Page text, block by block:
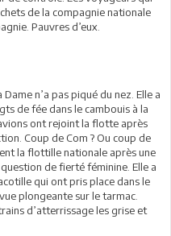
de la compagnie nationale
Pauvres d’eux.
Dame n’a pas piqué du nez. Elle a
de fée dans le cambouis à la
ont rejoint la flotte après
Coup de Com ? Ou coup de
la flottille nationale après une
de fierté féminine. Elle a
qui ont pris place dans le
plongeante sur le tarmac.
d’atterrissage les grise et